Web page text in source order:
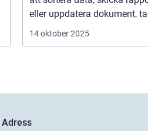
eller uppdatera dokument,
14 oktober 2025
Adress